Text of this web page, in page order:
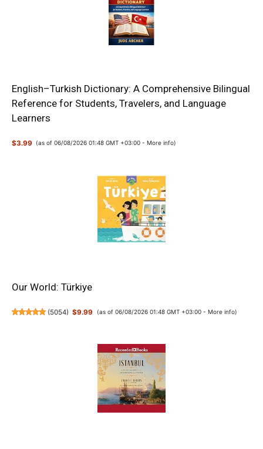
English–Turkish Dictionary: A Comprehensive Bilingual
Reference for Students, Travelers, and Language
Learners
$3.99 (as of 06/08/2026 01:48 GMT +03:00 - More info)
Our World: Türkiye
(5054) $9.99 (as of 06/08/2026 01:48 GMT +03:00 - More info)